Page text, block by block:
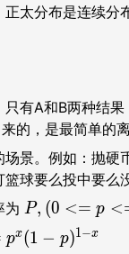
太分布是连续分
有A和B两种结
的，是最简单的
景。例如：抛
球要么投中要么
为 P
,
(
P, (0 <= p <
px(1 − p)1−x